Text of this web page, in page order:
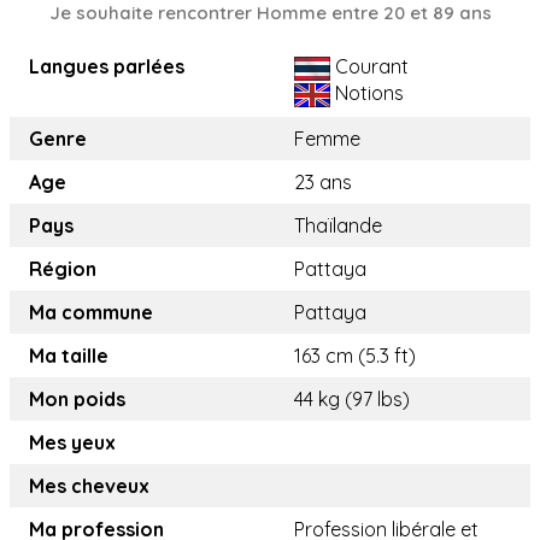
Je souhaite rencontrer Homme entre 20 et 89 ans
Langues parlées
Courant
Notions
Genre
Femme
Age
23 ans
Pays
Thaïlande
Région
Pattaya
Ma commune
Pattaya
Ma taille
163 cm (5.3 ft)
Mon poids
44 kg (97 lbs)
Mes yeux
Mes cheveux
Ma profession
Profession libérale et